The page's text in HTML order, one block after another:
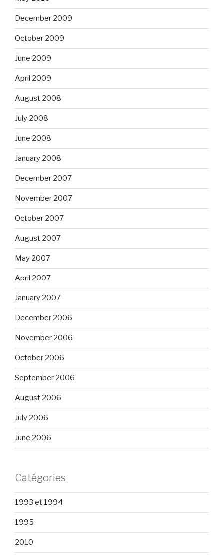
December 2009
October 2009
June 2009
April 2009
August 2008
July 2008
June 2008
January 2008
December 2007
November 2007
October 2007
August 2007
May 2007
April 2007
January 2007
December 2006
November 2006
October 2006
September 2006
August 2006
July 2006
June 2006
Catégories
1993 et 1994
1995
2010